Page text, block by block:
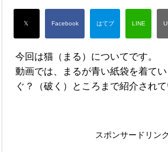
今回は猫（まる）についてです。
動画では、まるが青い紙袋を着て
ぐ？（破く）ところまで紹介されて
スポンサードリンク